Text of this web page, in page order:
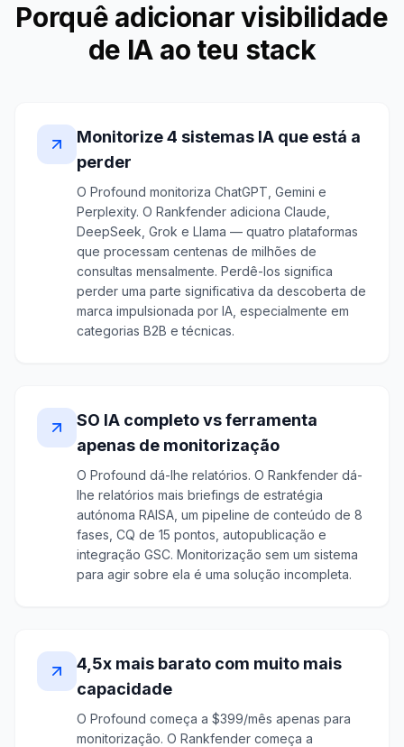
Porquê adicionar visibilidade
de IA ao teu stack
Monitorize 4 sistemas IA que está a
perder
O Profound monitoriza ChatGPT, Gemini e
Perplexity. O Rankfender adiciona Claude,
DeepSeek, Grok e Llama — quatro plataformas
que processam centenas de milhões de
consultas mensalmente. Perdê-los significa
perder uma parte significativa da descoberta de
marca impulsionada por IA, especialmente em
categorias B2B e técnicas.
SO IA completo vs ferramenta
apenas de monitorização
O Profound dá-lhe relatórios. O Rankfender dá-
lhe relatórios mais briefings de estratégia
autónoma RAISA, um pipeline de conteúdo de 8
fases, CQ de 15 pontos, autopublicação e
integração GSC. Monitorização sem um sistema
para agir sobre ela é uma solução incompleta.
4,5x mais barato com muito mais
capacidade
O Profound começa a $399/mês apenas para
monitorização. O Rankfender começa a